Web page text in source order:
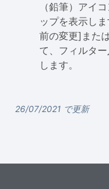
（鉛筆）アイ
ップを表示し
前の変更]また
て、フィルタ
します。
26/07/2021 で更新